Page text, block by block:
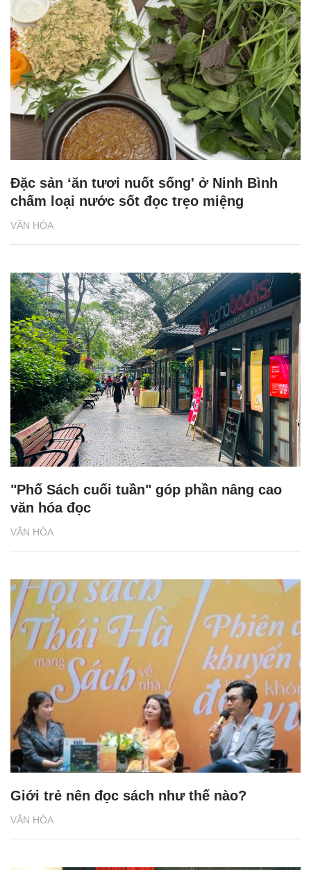
VĂN HÓA
Đặc sản ‘ăn tươi nuốt sống' ở Ninh Bình
chấm loại nước sốt đọc trẹo miệng
VĂN HÓA
"Phố Sách cuối tuần" góp phần nâng cao
văn hóa đọc
VĂN HÓA
Giới trẻ nên đọc sách như thế nào?